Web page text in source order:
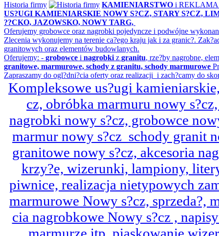
Historia firmy KAMIENIARSTWO i
US?UGI KAMIENIARSKIE NOWY S?CZ, STARY S?CZ,
??CKO, JAZOWSKO, NOWY TARG,
Oferujemy grobowce oraz nagrobki pojedyncze i podwójne
Zlecenia wykonujemy na terenie ca?ego kraju jak i za granic?.
granitowych oraz elementów budowlanych.
Oferujemy: - grobowce i nagrobki z granitu, rze?by nagrobne,
granitowe, marmurowe, schody z granitu, schody marmurowe
Zapraszamy do ogl?dni?cia oferty oraz realizacji i zach?camy do
Kompleksowe us?ugi
cz, obróbka marmuru nowy
nagrobki nowy s?cz, grobowce
marmur nowy s?cz schody granit
granitowe nowy s?cz, akcesoria
krzy?e, wizerunki, lampiony,
piwnice, realizacja nietypowych
marmurowe Nowy s?cz, sprzeda?,
cia nagrobkowe Nowy s?cz ,